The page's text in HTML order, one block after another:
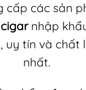
cấp các sản
cigar nhập
uy tín và chất
nhất.